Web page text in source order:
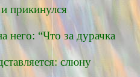
прикинулся
него: “Что за дурачка
слюну